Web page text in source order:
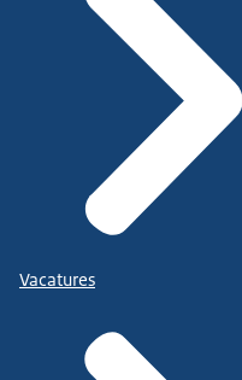
Vacatures